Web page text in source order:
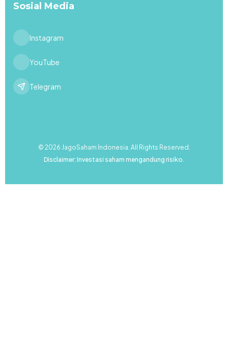
Sosial Media
Instagram
YouTube
Telegram
© 2026 JagoSaham Indonesia. All Rights Reserved.
Disclaimer: Investasi saham mengandung risiko.